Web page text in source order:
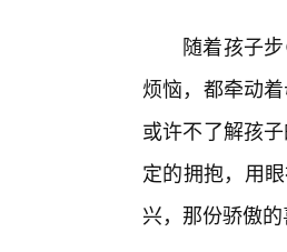
随着孩子
烦恼，都牵动
或许不了解孩
定的拥抱，用
兴，那份骄傲